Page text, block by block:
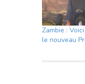
Zambie :
le nouveau